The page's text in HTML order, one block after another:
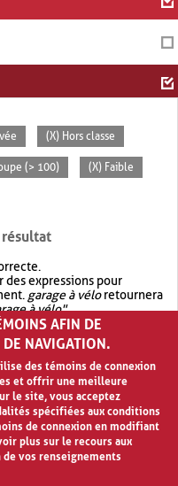
(X) Hors classe
(> 100) (X) Faible
résultat
expressions pour
garage à véloretournera
à vélo".
avec OR.garage OR vélo
quegarage à vélo
AFIN DE
DE NAVIGATION.
des témoins de connexion
et offrir une meilleure
le site, vous acceptez
spécifiées aux conditions
de connexion en modifiant
plus sur le recours aux
vos renseignements